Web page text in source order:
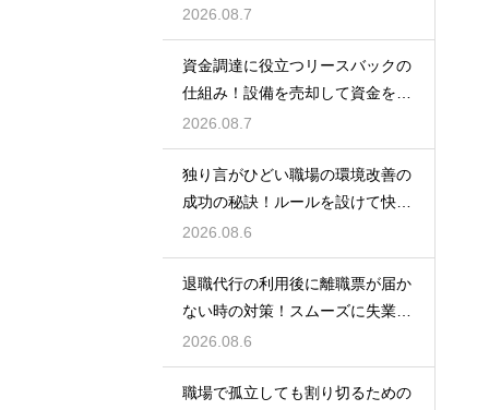
ポイント
2026.08.7
資金調達に役立つリースバックの
仕組み！設備を売却して資金を得
る方法
2026.08.7
独り言がひどい職場の環境改善の
成功の秘訣！ルールを設けて快適
な空間を作る
2026.08.6
退職代行の利用後に離職票が届か
ない時の対策！スムーズに失業保
険をもらう
2026.08.6
職場で孤立しても割り切るための